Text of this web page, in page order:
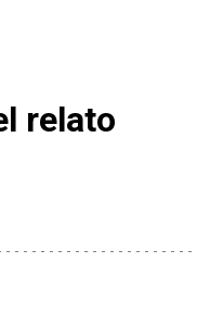
relato